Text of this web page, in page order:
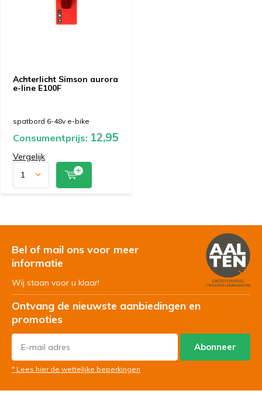
Achterlicht Simson aurora
e-line E100F
spatbord 6-48v e-bike
Consumentprijs: 12,95
Vergelijk
Bel of mail ons voor meer
informatie
Wij staan voor u klaar!
Ontvang de nieuwste aanbiedingen en
promoties
Abonneer
* Lees hier de wettelijke beperkingen